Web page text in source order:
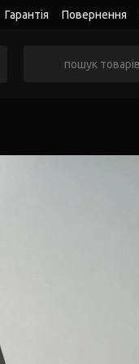
Гарантія Повернення